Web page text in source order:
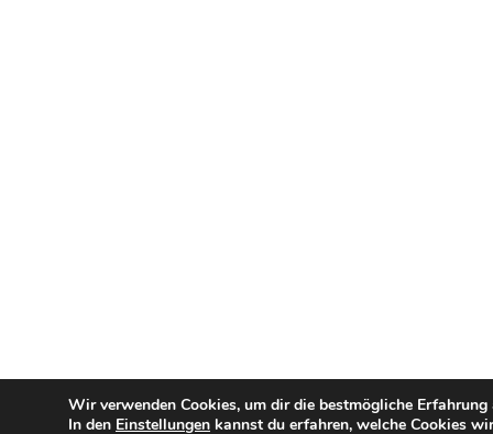
Wir verwenden Cookies, um dir die bestmögliche
In den Einstellungen kannst du erfahren, welche Cookies